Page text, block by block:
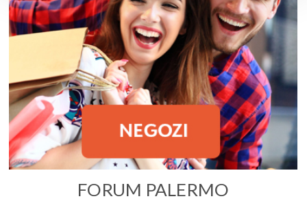
FORUM PALERMO